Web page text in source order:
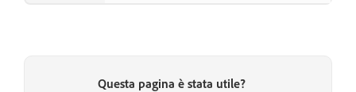
Questa pagina è stata utile?